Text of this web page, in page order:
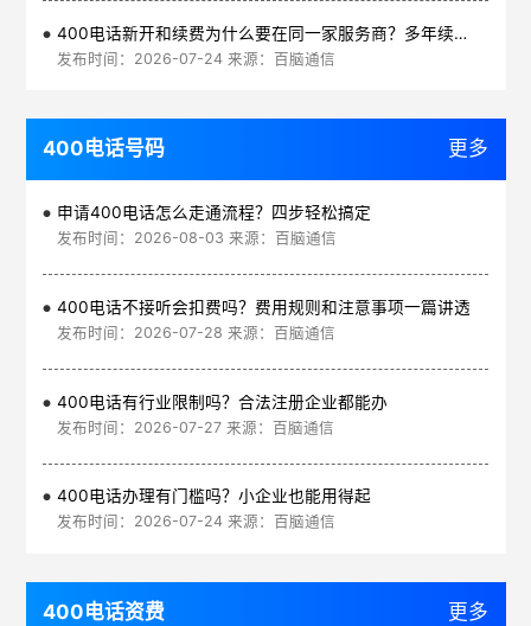
400电话新开和续费为什么要在同一家服务商？多年续费更划算
发布时间：2026-07-24 来源：百脑通信
400电话号码 更多
申请400电话怎么走通流程？四步轻松搞定
发布时间：2026-08-03 来源：百脑通信
400电话不接听会扣费吗？费用规则和注意事项一篇讲透
发布时间：2026-07-28 来源：百脑通信
400电话有行业限制吗？合法注册企业都能办
发布时间：2026-07-27 来源：百脑通信
400电话办理有门槛吗？小企业也能用得起
发布时间：2026-07-24 来源：百脑通信
400电话资费 更多